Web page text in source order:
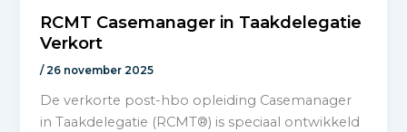
RCMT Casemanager in Taakdelegatie
Verkort
/26 november 2025
De verkorte post-hbo opleiding Casemanager
in Taakdelegatie (RCMT®) is speciaal ontwikkeld